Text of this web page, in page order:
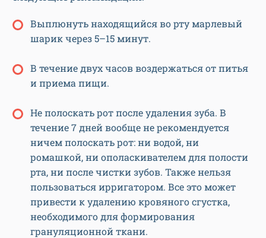
Выплюнуть находящийся во рту марлевый
шарик через 5–15 минут.
В течение двух часов воздержаться от питья
и приема пищи.
Не полоскать рот после удаления зуба. В
течение 7 дней вообще не рекомендуется
ничем полоскать рот: ни водой, ни
ромашкой, ни ополаскивателем для полости
рта, ни после чистки зубов. Также нельзя
пользоваться ирригатором. Все это может
привести к удалению кровяного сгустка,
необходимого для формирования
грануляционной ткани.